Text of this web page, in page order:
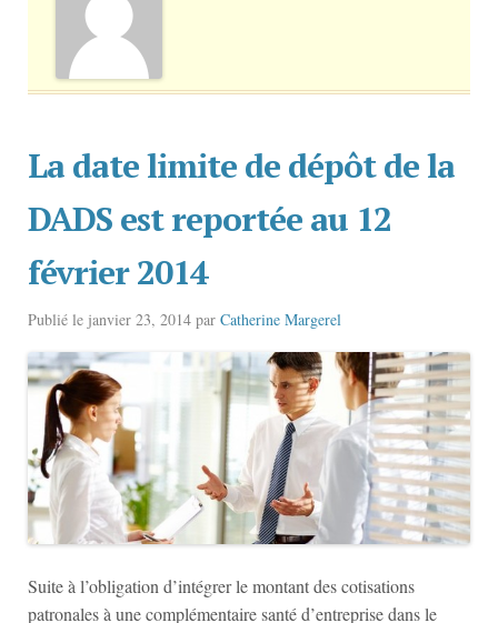
La date limite de dépôt de la
DADS est reportée au 12
février 2014
Publié le janvier 23, 2014 par Catherine Margerel
Suite à l’obligation d’intégrer le montant des cotisations
patronales à une complémentaire santé d’entreprise dans le